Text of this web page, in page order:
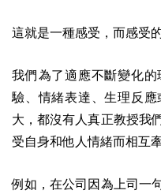
這就是一種感受，而感受
我們為了適應不斷變化
驗、情緒表達、生理反
大，都沒有人真正教授我
受自身和他人情緒而相互牽
例如，在公司因為上司一